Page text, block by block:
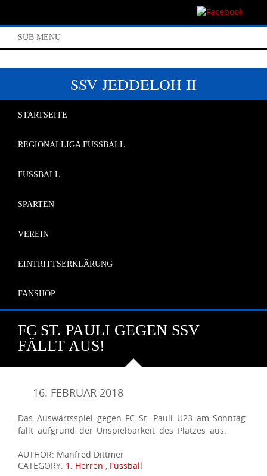
SUB MENU
SSV JEDDELOH II
STARTSEITE
REGIONALLIGA FUSSBALL
FUSSBALL
SPARTEN
VEREIN
EINTRITTSERKLÄRUNG
FANSHOP
FC ST. PAULI GEGEN SSV
FÄLLT AUS!
16. FEBRUAR 2018
Das Auswärtsspiel gegen FC St. Pauli U23 am Sonntag
fällt aufgrund der Unspielbarkeit des Platzes aus.
AUTHOR: Manfred Dittmer
CATEGORY: 1. Herren , Fussball